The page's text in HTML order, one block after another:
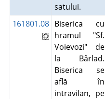
satului.
161801.08 Biserica cu
hramul "Sf.
Voievozi" de
la Bârlad.
Biserica se
află în
intravilan, pe